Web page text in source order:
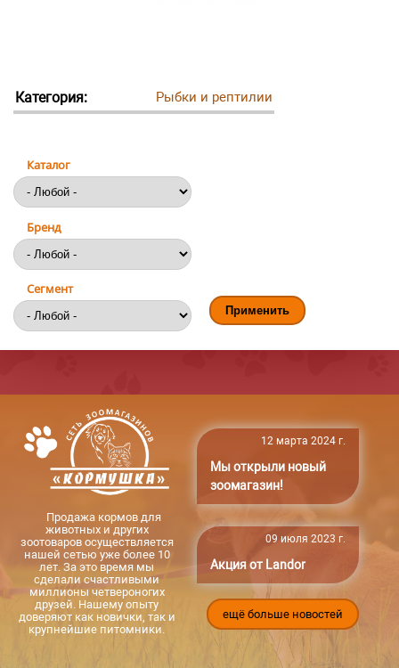
Категория: Рыбки и рептилии
Каталог
Бренд
Сегмент
Продажа кормов для
животных и других
зоотоваров осуществляется
нашей сетью уже более 10
лет. За это время мы
сделали счастливыми
миллионы четвероногих
друзей. Нашему опыту
доверяют как новички, так и
крупнейшие питомники.
12 марта 2024 г.
Мы открыли новый
зоомагазин!
09 июля 2023 г.
Акция от Landor
ещё больше новостей